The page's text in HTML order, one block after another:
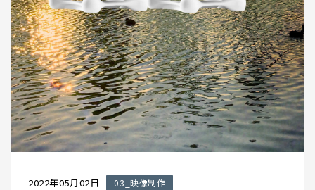
2022年05月02日 03_映像制作